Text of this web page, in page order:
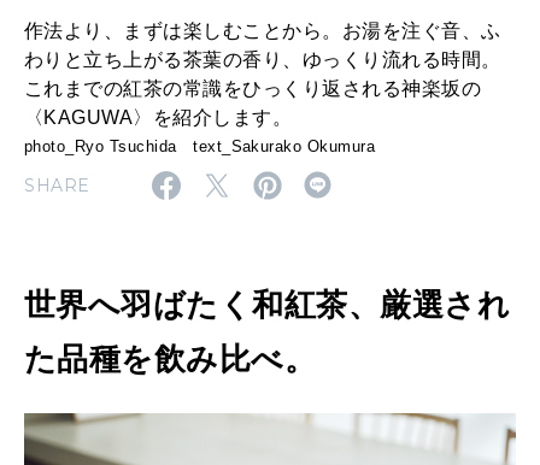
SUSTAINABLE
わたしができること
いい人生って？
坂
〈
K
A
W
A
〉
で
体
作法より、まずは楽しむことから。お湯を注ぐ音、ふ
わりと立ち上がる茶葉の香り、ゆっくり流れる時間。
これまでの紅茶の常識をひっくり返される神楽坂の
〈KAGUWA〉を紹介します。
photo_Ryo Tsuchida text_Sakurako Okumura
SHARE
世界へ羽ばたく和紅茶、厳選され
た品種を飲み比べ。